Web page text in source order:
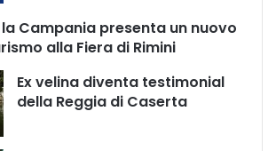
Campania presenta un nuovo
alla Fiera di Rimini
Ex velina diventa testimonial
della Reggia di Caserta